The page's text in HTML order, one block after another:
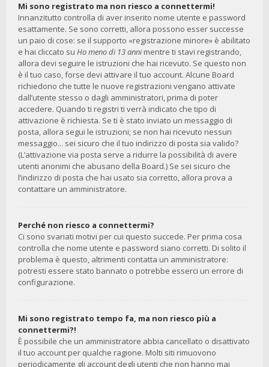
Mi sono registrato ma non riesco a connettermi!
Innanzitutto controlla di aver inserito nome utente e password
esattamente. Se sono corretti, allora possono esser successe
un paio di cose: se il supporto «registrazione minore» è abilitato
e hai cliccato su Ho meno di 13 annimentre ti stavi registrando,
allora devi seguire le istruzioni che hai ricevuto. Se questo non
è il tuo caso, forse devi attivare il tuo account. Alcune Board
richiedono che tutte le nuove registrazioni vengano attivate
dall’utente stesso o dagli amministratori, prima di poter
accedere. Quando ti registri ti verrà indicato che tipo di
attivazione è richiesta. Se ti è stato inviato un messaggio di
posta, allora segui le istruzioni; se non hai ricevuto nessun
messaggio... sei sicuro che il tuo indirizzo di posta sia valido?
(L’attivazione via posta serve a ridurre la possibilità di avere
utenti anonimi che abusano della Board.) Se sei sicuro che
l’indirizzo di posta che hai usato sia corretto, allora prova a
contattare un amministratore.
Perché non riesco a connettermi?
Ci sono svariati motivi per cui questo succede. Per prima cosa
controlla che nome utente e password siano corretti. Di solito il
problema è questo, altrimenti contatta un amministratore:
potresti essere stato bannato o potrebbe esserci un errore di
configurazione.
Mi sono registrato tempo fa, ma non riesco più a
connettermi?!
È possibile che un amministratore abbia cancellato o disattivato
il tuo account per qualche ragione. Molti siti rimuovono
periodicamente gli account degli utenti che non hanno mai